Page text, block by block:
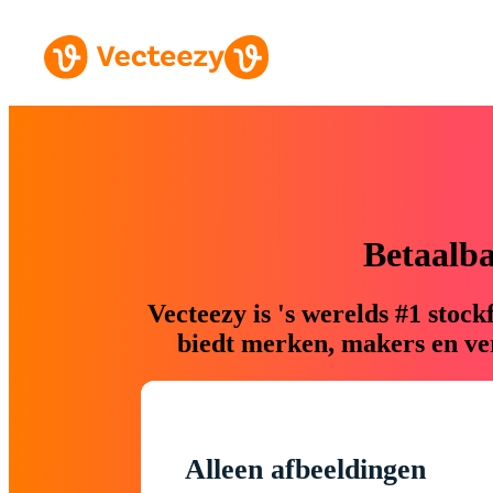
Vecteezy is 's werelds #1
biedt merken, makers en
Alleen afbeeldingen